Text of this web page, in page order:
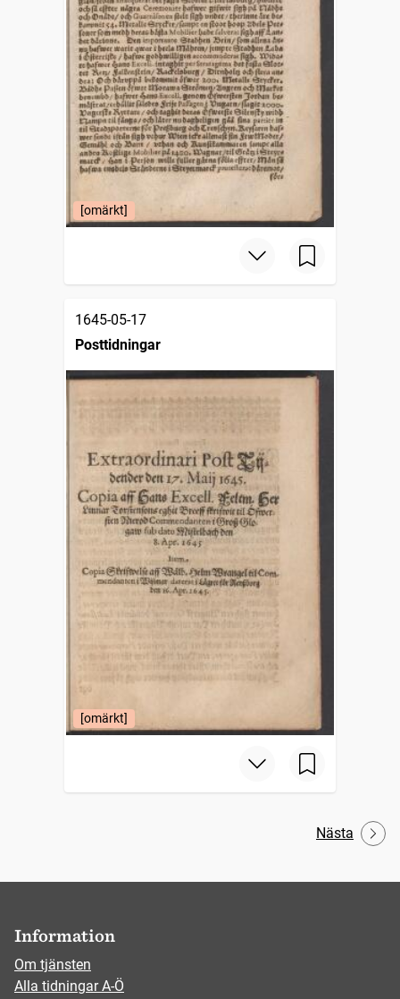
[omärkt]
1645-05-17
Posttidningar
[omärkt]
Nästa
Information
Om tjänsten
Alla tidningar A-Ö